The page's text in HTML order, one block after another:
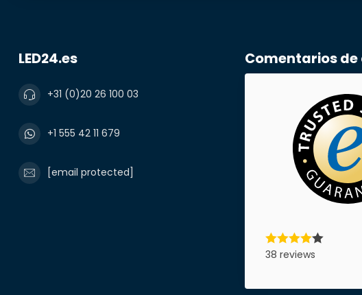
LED24.es
+31 (0)20 26 100 03
+1 555 42 11 679
[email protected]
Comentarios de
38 reviews